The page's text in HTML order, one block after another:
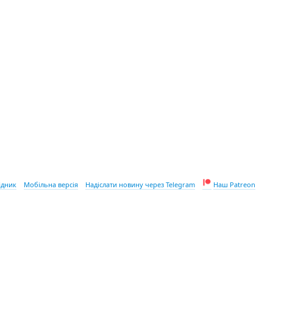
Мобільна версія Надіслати новину через Telegram Наш Patreon